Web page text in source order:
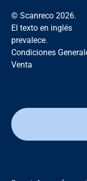
© Scanreco 2026.
El texto en inglés
prevalece.
Condiciones
Venta